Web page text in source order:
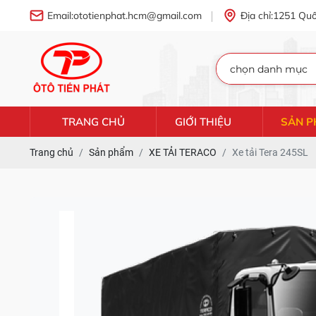
Email:ototienphat.hcm@gmail.com Địa chỉ:1251
TRANG CHỦ GIỚI THIỆU SẢN
Trang chủ Sản phẩm XE TẢI TERACO Xe tải Tera 245SL